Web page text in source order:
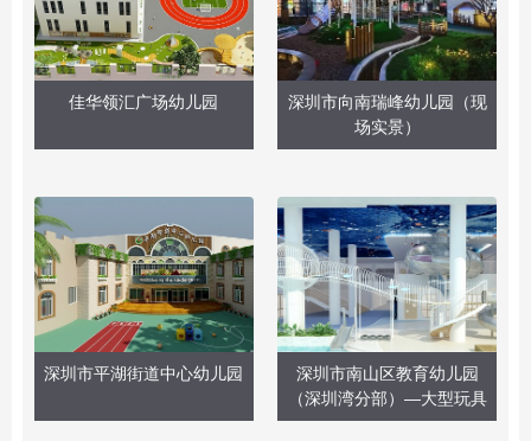
佳华领汇广场幼儿园
深圳市向南瑞峰幼儿园（现
场实景）
深圳市平湖街道中心幼儿园
深圳市南山区教育幼儿园
（深圳湾分部）—大型玩具